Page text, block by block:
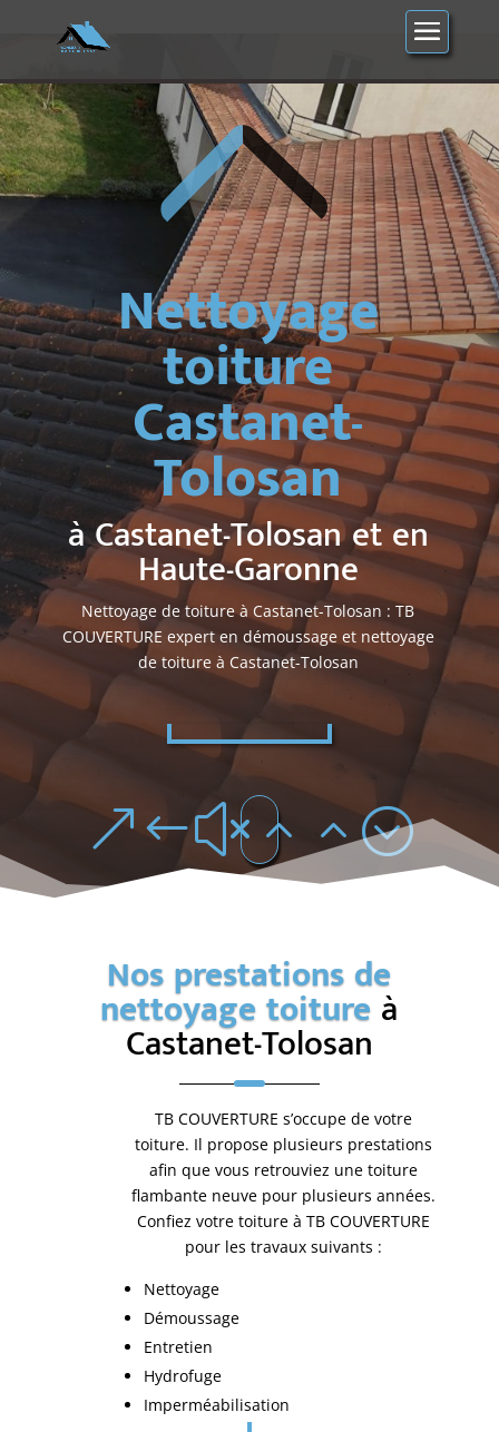
Nettoyage
toiture
Castanet-
Tolosan
à Castanet-Tolosan et en
Haute-Garonne
Nettoyage de toiture à Castanet-Tolosan : TB
COUVERTURE expert en démoussage et nettoyage
de toiture à Castanet-Tolosan
&#x22;
Nos prestations de
nettoyagetoitureà
Castanet-Tolosan
TB COUVERTURE s’occupe de votre
toiture. Il propose plusieurs prestations
afin que vous retrouviez une toiture
flambante neuve pour plusieurs années.
Confiez votre toiture à TB COUVERTURE
pour les travaux suivants :
Nettoyage
Démoussage
Entretien
Hydrofuge
Imperméabilisation